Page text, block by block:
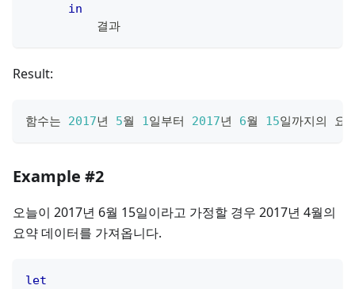
in
          결과
Result:
함수는 2017년 5월 1일부터 2017년 6월 15일까지의 요
Example #2
오늘이 2017년 6월 15일이라고 가정할 경우 2017년 4월의
요약 데이터를 가져옵니다.
let